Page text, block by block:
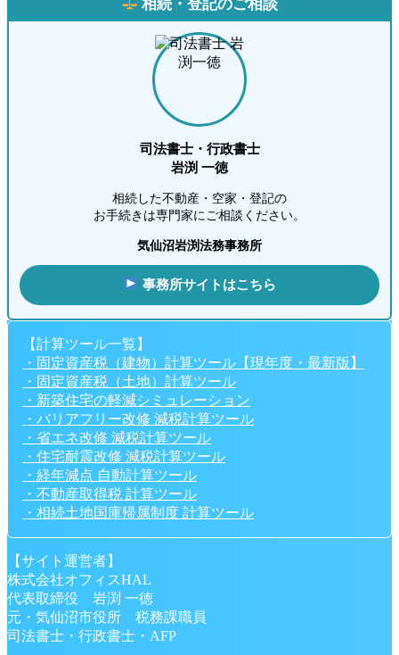
相続・登記のご相談
司法書士・行政書士
岩渕 一徳
相続した不動産・空家・登記の
お手続きは専門家にご相談ください。
気仙沼岩渕法務事務所
事務所サイトはこちら
【計算ツール一覧】
・固定資産税（建物）計算ツール【現年度・最新版】
・固定資産税（土地）計算ツール
・新築住宅の軽減シミュレーション
・バリアフリー改修 減税計算ツール
・省エネ改修 減税計算ツール
・住宅耐震改修 減税計算ツール
・経年減点 自動計算ツール
・不動産取得税 計算ツール
・相続土地国庫帰属制度 計算ツール
【サイト運営者】
株式会社オフィスHAL
代表取締役 岩渕 一徳
元・気仙沼市役所 税務課職員
司法書士・行政書士・AFP